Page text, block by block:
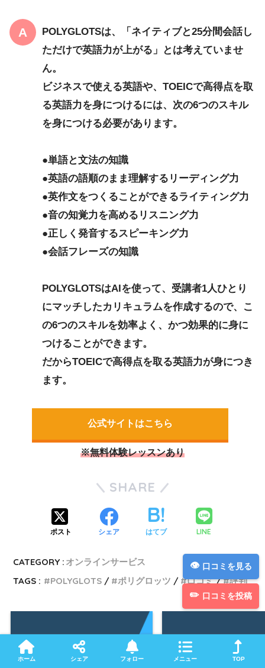
POLYGLOTSは、「ネイティブと25分間会話し
ただけで英語力が上がる」とは考えていませ
ん。
ビジネスで使える英語や、TOEICで高得点を取
る英語力を身につけるには、次の6つのスキル
を身につける必要があります。
●単語と文法の知識
●英語の語順のまま理解するリーディング力
●英作文をつくることができるライティング力
●音の知覚力を高めるリスニング力
●正しく発音するスピーキング力
●会話フレーズの知識
POLYGLOTSはAIを使って、受講者1人ひとり
にマッチしたカリキュラムを作成するので、こ
の6つのスキルを効率よく、かつ効果的に身に
つけることができます。
だからTOEICで高得点を取る英語力が身につき
ます。
公式サイトはこちら
※無料体験レッスンあり
SHARE
ポスト シェア はてブ LINE
CATEGORY : オンラインサービス
TAGS :
POLYGLOTS ポリグロッツ 口コミ 評判
ホーム シェア フォロー メニュー TOP
口コミを投稿
口コミを見る